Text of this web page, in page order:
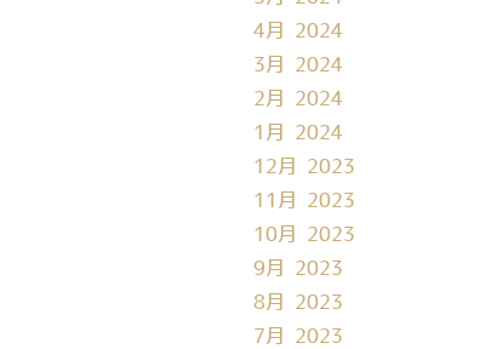
4月 2024
3月 2024
2月 2024
1月 2024
12月 2023
11月 2023
10月 2023
9月 2023
8月 2023
7月 2023